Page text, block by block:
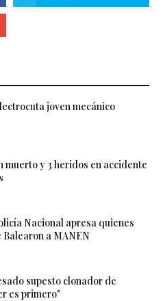
joven mecánico
muerto y 3 heridos en accidente
Nacional apresa quienes
a MANEN
supesto clonador de
es primero"